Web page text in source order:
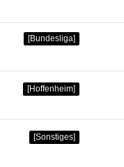
[Bundesliga]
[Hoffenheim]
[Sonstiges]